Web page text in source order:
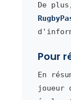
De
Pour
En
joueur